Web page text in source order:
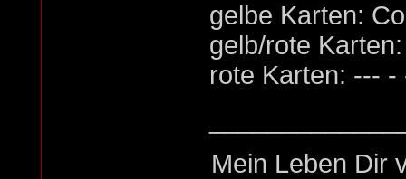
gelbe Karten:
gelb/rote
rote Karten: --- -
Mein Leben Dir